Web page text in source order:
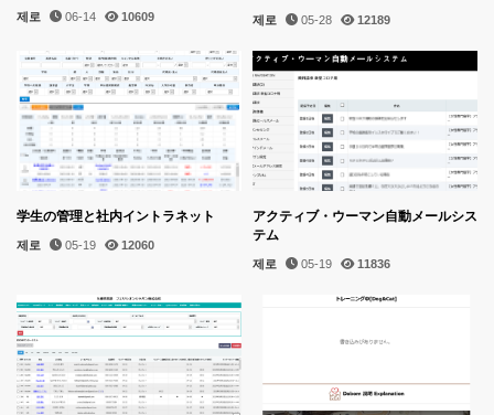
제로 06-14 10609 제로 05-28 12189
学生の管理と社内イントラネット
제로 05-19 12060
アクティブ・ウーマン自動メールシス
テム
제로 05-19 11836